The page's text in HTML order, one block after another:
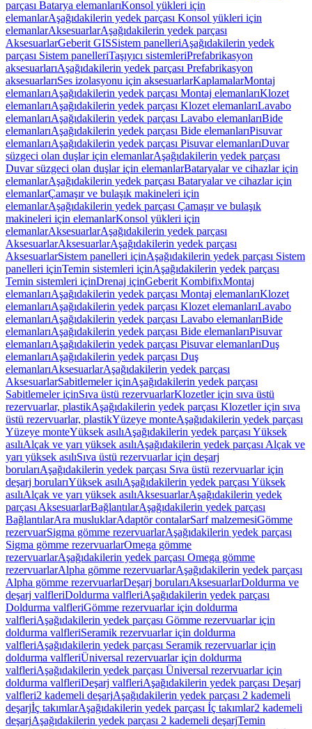
parçası Batarya elemanlarıKonsol yükleri için
elemanlarAşağıdakilerin yedek parçası Konsol yükleri için
elemanlarAksesuarlarAşağıdakilerin yedek parçası
AksesuarlarGeberit GISSistem panelleriAşağıdakilerin yedek
parçası Sistem panelleriTaşıyıcı sistemleriPrefabrikasyon
aksesuarlarıAşağıdakilerin yedek parçası Prefabrikasyon
aksesuarlarıSes izolasyonu için aksesuarlarKaplamalarMontaj
elemanlarıAşağıdakilerin yedek parçası Montaj elemanlarıKlozet
elemanlarıAşağıdakilerin yedek parçası Klozet elemanlarıLavabo
elemanlarıAşağıdakilerin yedek parçası Lavabo elemanlarıBide
elemanlarıAşağıdakilerin yedek parçası Bide elemanlarıPisuvar
elemanlarıAşağıdakilerin yedek parçası Pisuvar elemanlarıDuvar
süzgeci olan duşlar için elemanlarAşağıdakilerin yedek parçası
Duvar süzgeci olan duşlar için elemanlarBataryalar ve cihazlar için
elemanlarAşağıdakilerin yedek parçası Bataryalar ve cihazlar için
elemanlarÇamaşır ve bulaşık makineleri için
elemanlarAşağıdakilerin yedek parçası Çamaşır ve bulaşık
makineleri için elemanlarKonsol yükleri için
elemanlarAksesuarlarAşağıdakilerin yedek parçası
AksesuarlarAksesuarlarAşağıdakilerin yedek parçası
AksesuarlarSistem panelleri içinAşağıdakilerin yedek parçası Sistem
panelleri içinTemin sistemleri içinAşağıdakilerin yedek parçası
Temin sistemleri içinDrenaj içinGeberit KombifixMontaj
elemanlarıAşağıdakilerin yedek parçası Montaj elemanlarıKlozet
elemanlarıAşağıdakilerin yedek parçası Klozet elemanlarıLavabo
elemanlarıAşağıdakilerin yedek parçası Lavabo elemanlarıBide
elemanlarıAşağıdakilerin yedek parçası Bide elemanlarıPisuvar
elemanlarıAşağıdakilerin yedek parçası Pisuvar elemanlarıDuş
elemanlarıAşağıdakilerin yedek parçası Duş
elemanlarıAksesuarlarAşağıdakilerin yedek parçası
AksesuarlarSabitlemeler içinAşağıdakilerin yedek parçası
Sabitlemeler içinSıva üstü rezervuarlarKlozetler için sıva üstü
rezervuarlar, plastikAşağıdakilerin yedek parçası Klozetler için sıva
üstü rezervuarlar, plastikYüzeye monteAşağıdakilerin yedek parçası
Yüzeye monteYüksek asılıAşağıdakilerin yedek parçası Yüksek
asılıAlçak ve yarı yüksek asılıAşağıdakilerin yedek parçası Alçak ve
yarı yüksek asılıSıva üstü rezervuarlar için deşarj
borularıAşağıdakilerin yedek parçası Sıva üstü rezervuarlar için
deşarj borularıYüksek asılıAşağıdakilerin yedek parçası Yüksek
asılıAlçak ve yarı yüksek asılıAksesuarlarAşağıdakilerin yedek
parçası AksesuarlarBağlantılarAşağıdakilerin yedek parçası
BağlantılarAra musluklarAdaptör contalarSarf malzemesiGömme
rezervuarSigma gömme rezervuarlarAşağıdakilerin yedek parçası
Sigma gömme rezervuarlarOmega gömme
rezervuarlarAşağıdakilerin yedek parçası Omega gömme
rezervuarlarAlpha gömme rezervuarlarAşağıdakilerin yedek parçası
Alpha gömme rezervuarlarDeşarj borularıAksesuarlarDoldurma ve
deşarj valfleriDoldurma valfleriAşağıdakilerin yedek parçası
Doldurma valfleriGömme rezervuarlar için doldurma
valfleriAşağıdakilerin yedek parçası Gömme rezervuarlar için
doldurma valfleriSeramik rezervuarlar için doldurma
valfleriAşağıdakilerin yedek parçası Seramik rezervuarlar için
doldurma valfleriÜniversal rezervuarlar için doldurma
valfleriAşağıdakilerin yedek parçası Üniversal rezervuarlar için
doldurma valfleriDeşarj valfleriAşağıdakilerin yedek parçası Deşarj
valfleri2 kademeli deşarjAşağıdakilerin yedek parçası 2 kademeli
deşarjİç takımlarAşağıdakilerin yedek parçası İç takımlar2 kademeli
deşarjAşağıdakilerin yedek parçası 2 kademeli deşarjTemin